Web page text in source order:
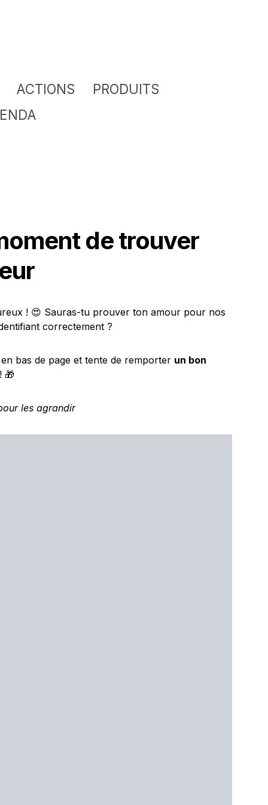
ACTIONS
PRODUITS
de trouver
! 😍 Sauras-tu prouver ton amour pour nos
correctement ?
bas de page et tente de remporter un bon
! 🎁
les agrandir